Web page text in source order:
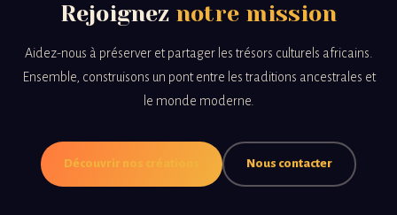
Rejoignez notre mission
Aidez-nous à préserver et partager les trésors culturels africains.
Ensemble, construisons un pont entre les traditions ancestrales et
le monde moderne.
Découvrir nos créations Nous contacter